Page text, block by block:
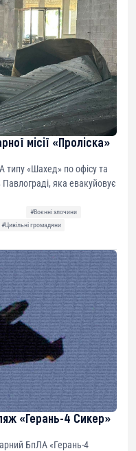
місії «Проліска»
типу «Шахед» по офісу та
Павлограді, яка евакуйовує
#Воєнні злочини
#Цивільні громадяни
«Герань-4 Сикер»
БпЛА «Герань-4